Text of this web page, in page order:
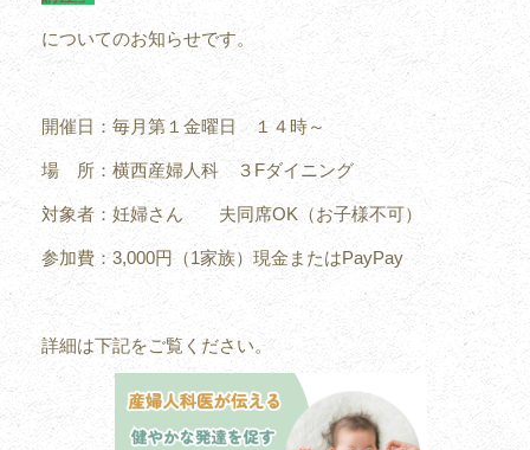
についてのお知らせです。
開催日：毎月第１金曜日 １４時～
場 所：横西産婦人科 ３Fダイニング
対象者：妊婦さん 夫同席OK（お子様不可）
参加費：3,000円（1家族）現金またはPayPay
詳細は下記をご覧ください。